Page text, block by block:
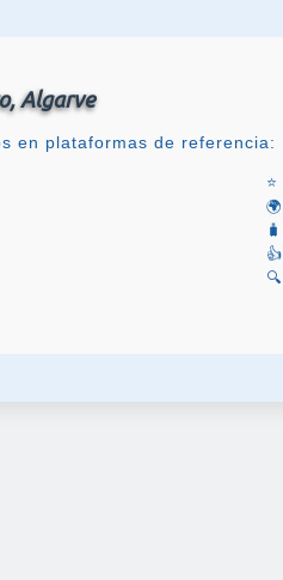
Algarve
en plataformas de referencia:
⭐
🌍
🧳
👍
🔍